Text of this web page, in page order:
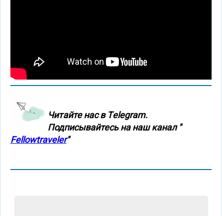
Читайте нас в Тelegram.
Подписывайтесь на наш канал "
Fellowtraveler"